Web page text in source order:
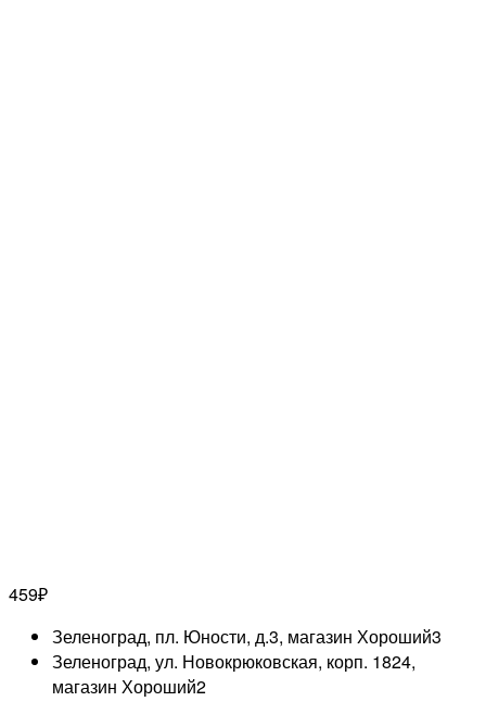
459₽
Зеленоград, пл. Юности, д.3, магазин Хороший3
Зеленоград, ул. Новокрюковская, корп. 1824,
магазин Хороший2